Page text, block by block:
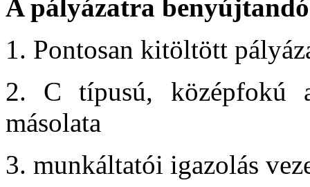
A pályázatra
1. Pontosan kitöltött
2. C típusú, középfokú
másolata
3. munkáltatói igazolás